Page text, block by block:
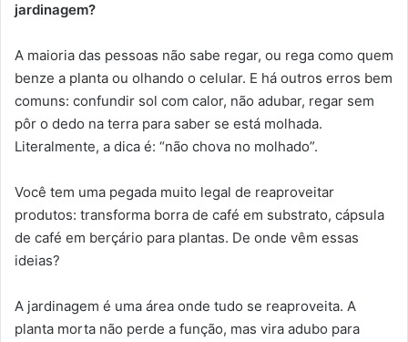
jardinagem?
A maioria das pessoas não sabe regar, ou rega como quem
benze a planta ou olhando o celular. E há outros erros bem
comuns: confundir sol com calor, não adubar, regar sem
pôr o dedo na terra para saber se está molhada.
Literalmente, a dica é: “não chova no molhado”.
Você tem uma pegada muito legal de reaproveitar
produtos: transforma borra de café em substrato, cápsula
de café em berçário para plantas. De onde vêm essas
ideias?
A jardinagem é uma área onde tudo se reaproveita. A
planta morta não perde a função, mas vira adubo para